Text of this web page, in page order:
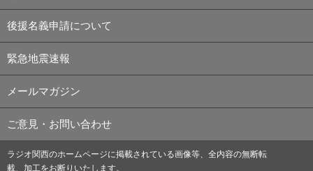
後援名義申請について
緊急地震速報
メールマガジン
ご意見・お問い合わせ
ラジオ関西のホームページに掲載されている画像等、全内容の無断転
載、加工をお断りいたします。